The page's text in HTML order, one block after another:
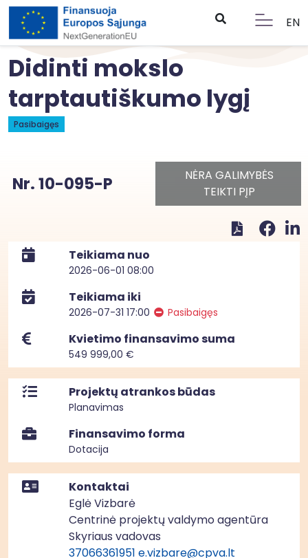
EN
Didinti mokslo
tarptautiškumo lygį
Pasibaigęs
Nr. 10-095-P
NĖRA GALIMYBĖS
TEIKTI PĮP
Teikiama nuo
2026-06-01 08:00
Teikiama iki
2026-07-31 17:00 Pasibaigęs
Kvietimo finansavimo suma
549 999,00 €
Projektų atrankos būdas
Planavimas
Finansavimo forma
Dotacija
Kontaktai
Eglė Vizbarė
Centrinė projektų valdymo agentūra
Skyriaus vadovas
37066361951 e.vizbare@cpva.lt